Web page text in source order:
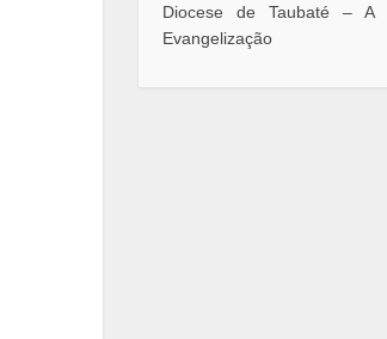
Diocese de Taubaté – A
Evangelização